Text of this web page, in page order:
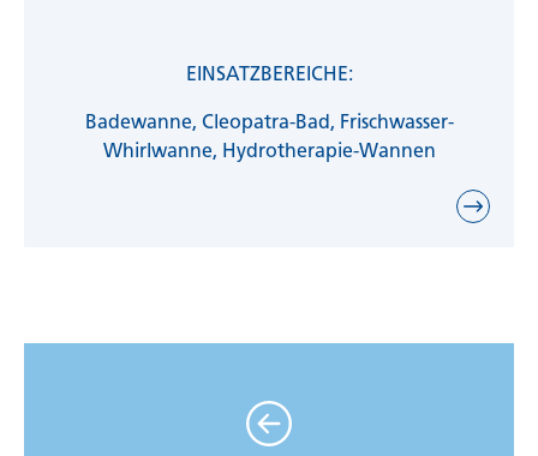
EINSATZBEREICHE:
Badewanne, Cleopatra-Bad, Frischwasser-
Whirlwanne, Hydrotherapie-Wannen